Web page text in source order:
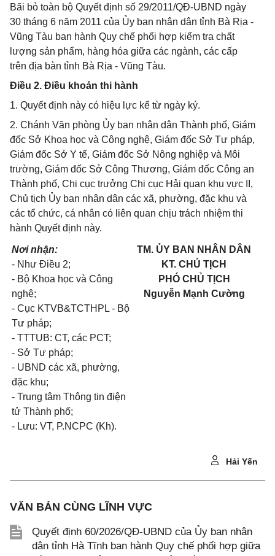
Bãi bỏ toàn bộ Quyết định số 29/2011/QĐ-UBND ngày
30 tháng 6 năm 2011 của Ủy ban nhân dân tỉnh Bà Rịa -
Vũng Tàu ban hành Quy chế phối hợp kiểm tra chất
lượng sản phẩm, hàng hóa giữa các ngành, các cấp
trên địa bàn tỉnh Bà Rịa - Vũng Tàu.
Điều 2. Điều khoản thi hành
1. Quyết định này có hiệu lực kể từ ngày ký.
2. Chánh Văn phòng Ủy ban nhân dân Thành phố, Giám
đốc Sở Khoa học và Công nghệ, Giám đốc Sở Tư pháp,
Giám đốc Sở Y tế, Giám đốc Sở Nông nghiệp và Môi
trường, Giám đốc Sở Công Thương, Giám đốc Công an
Thành phố, Chi cục trưởng Chi cục Hải quan khu vực II,
Chủ tịch Ủy ban nhân dân các xã, phường, đặc khu và
các tổ chức, cá nhân có liên quan chịu trách nhiệm thi
hành Quyết định này.
Nơi nhận:
- Như Điều 2;
- Bộ Khoa học và Công
nghệ;
- Cục KTVB&TCTHPL - Bộ
Tư pháp;
- TTTUB: CT, các PCT;
- Sở Tư pháp;
- UBND các xã, phường,
đặc khu;
- Trung tâm Thông tin điện
tử Thành phố;
- Lưu: VT, P.NCPC (Kh).
TM. ỦY BAN NHÂN DÂN
KT. CHỦ TỊCH
PHÓ CHỦ TỊCH
Nguyễn Mạnh Cường
Hải Yến
VĂN BẢN CÙNG LĨNH VỰC
Quyết định 60/2026/QĐ-UBND của Ủy ban nhân
dân tỉnh Hà Tĩnh ban hành Quy chế phối hợp giữa